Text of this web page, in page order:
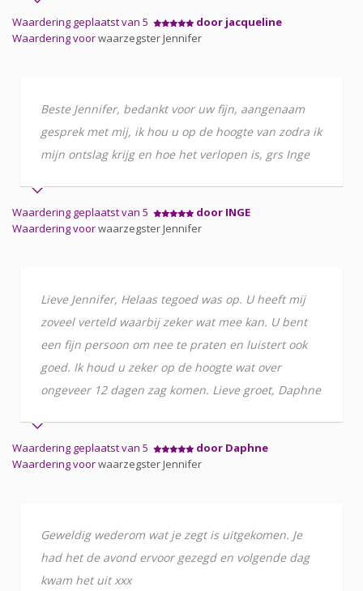
Waardering geplaatst van 5
door jacqueline
Waardering voorwaarzegster Jennifer
Beste Jennifer, bedankt voor uw fijn, aangenaam
gesprek met mij, ik hou u op de hoogte van zodra ik
mijn ontslag krijg en hoe het verlopen is, grs Inge
Waardering geplaatst van 5
door INGE
Waardering voorwaarzegster Jennifer
Lieve Jennifer, Helaas tegoed was op. U heeft mij
zoveel verteld waarbij zeker wat mee kan. U bent
een fijn persoon om nee te praten en luistert ook
goed. Ik houd u zeker op de hoogte wat over
ongeveer 12 dagen zag komen. Lieve groet, Daphne
Waardering geplaatst van 5
door Daphne
Waardering voorwaarzegster Jennifer
Geweldig wederom wat je zegt is uitgekomen. Je
had het de avond ervoor gezegd en volgende dag
kwam het uit xxx